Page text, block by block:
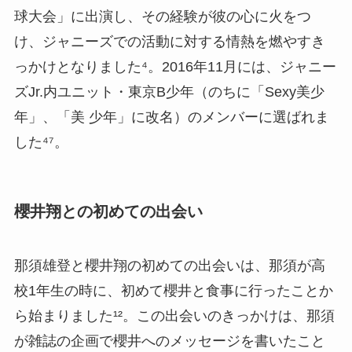
球大会」に出演し、その経験が彼の心に火をつ
け、ジャニーズでの活動に対する情熱を燃やすき
っかけとなりました⁴。2016年11月には、ジャニー
ズJr.内ユニット・東京B少年（のちに「Sexy美少
年」、「美 少年」に改名）のメンバーに選ばれま
した⁴⁷。
櫻井翔との初めての出会い
那須雄登と櫻井翔の初めての出会いは、那須が高
校1年生の時に、初めて櫻井と食事に行ったことか
ら始まりました¹²。この出会いのきっかけは、那須
が雑誌の企画で櫻井へのメッセージを書いたこと